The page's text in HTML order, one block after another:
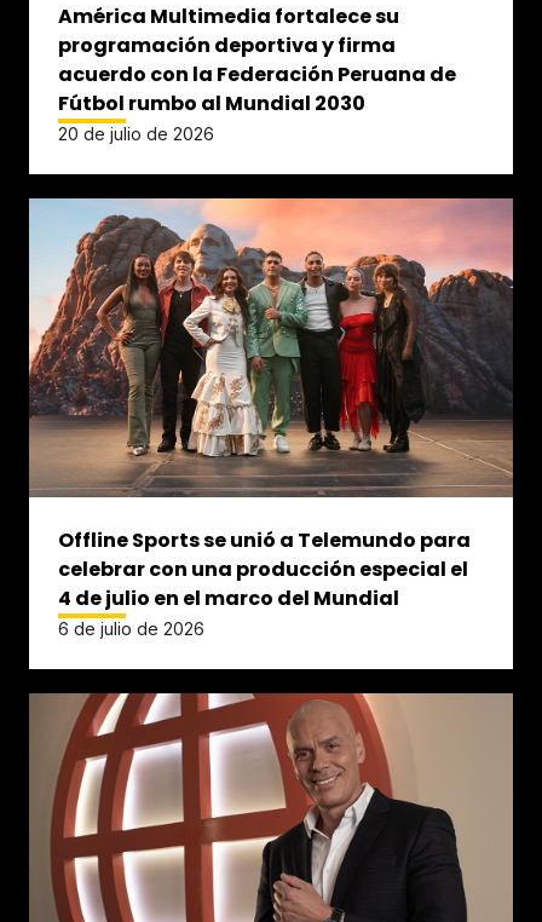
América Multimedia fortalece su
programación deportiva y firma
acuerdo con la Federación Peruana de
Fútbol rumbo al Mundial 2030
20 de julio de 2026
Offline Sports se unió a Telemundo para
celebrar con una producción especial el
4 de julio en el marco del Mundial
6 de julio de 2026